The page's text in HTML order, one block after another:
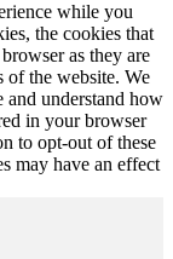
while you
the cookies that
as they are
of the website. We
and understand how
in your browser
to opt-out of these
may have an effect